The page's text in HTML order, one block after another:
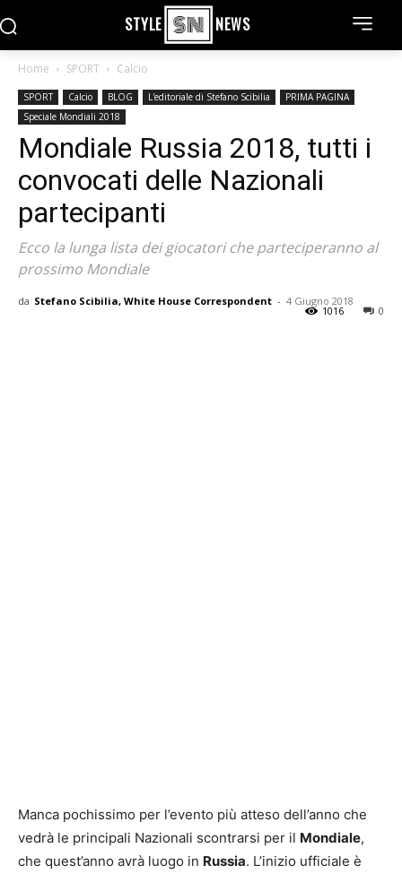
STYLE NEWS
Home SPORT Calcio
SPORT Calcio BLOG L'editoriale di Stefano Scibilia
PRIMA PAGINA
Speciale Mondiali 2018
Mondiale Russia 2018, tutti i
convocati delle Nazionali
partecipanti
Ecco la lunga lista dei giocatori che parteciperanno al
prossimo Mondiale
da Stefano Scibilia, White House Correspondent - 4 Giugno 2018
0
1016
Manca pochissimo per l’evento più atteso dell’anno che
vedrà le principali Nazionali scontrarsi per il Mondiale,
che quest’anno avrà luogo in Russia. L’inizio ufficiale è